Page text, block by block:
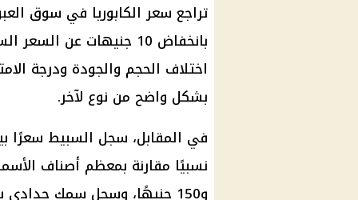
بانخفاض 10 جنيهات عن
اختلاف الحجم والجودة ودرجة
بشكل واضح من نوع لآخر.